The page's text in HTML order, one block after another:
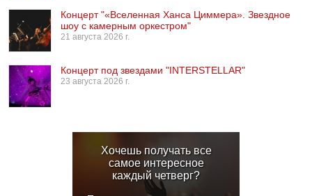
Концерт "«Вселенная Ханса Циммера». Звездное
шоу с камерным оркестром"
21 августа 2026 г.
Концерт под звездами "INTERSTELLAR"
23 августа 2026 г.
Хочешь получать все
самое интересное
каждый четверг?